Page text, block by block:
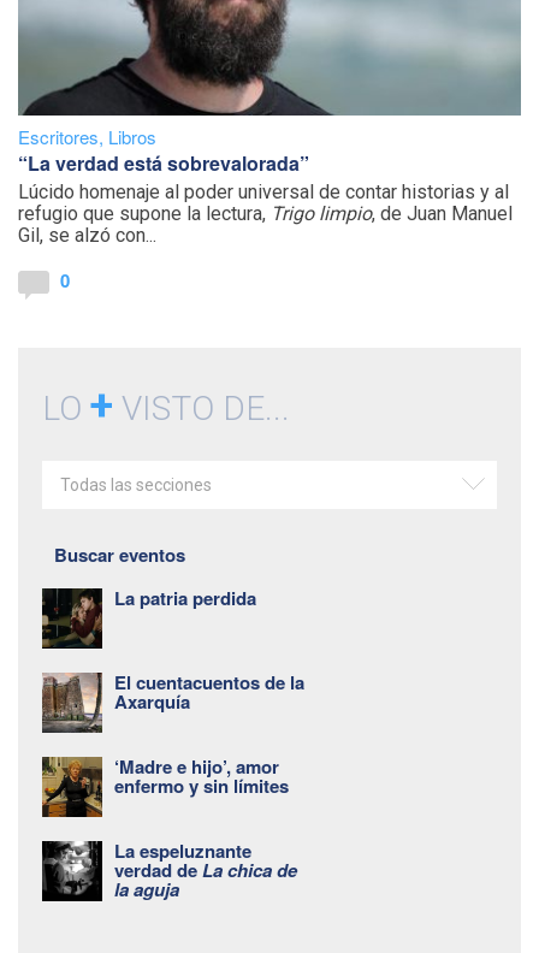
Escritores, Libros
“La verdad está sobrevalorada”
Lúcido homenaje al poder universal de contar historias y al
refugio que supone la lectura, Trigo limpio, de Juan Manuel
Gil, se alzó con...
0
LO + VISTO DE...
Todas las secciones
Buscar eventos
La patria perdida
El cuentacuentos de la
Axarquía
‘Madre e hijo’, amor
enfermo y sin límites
La espeluznante
verdad deLa chica de
la aguja